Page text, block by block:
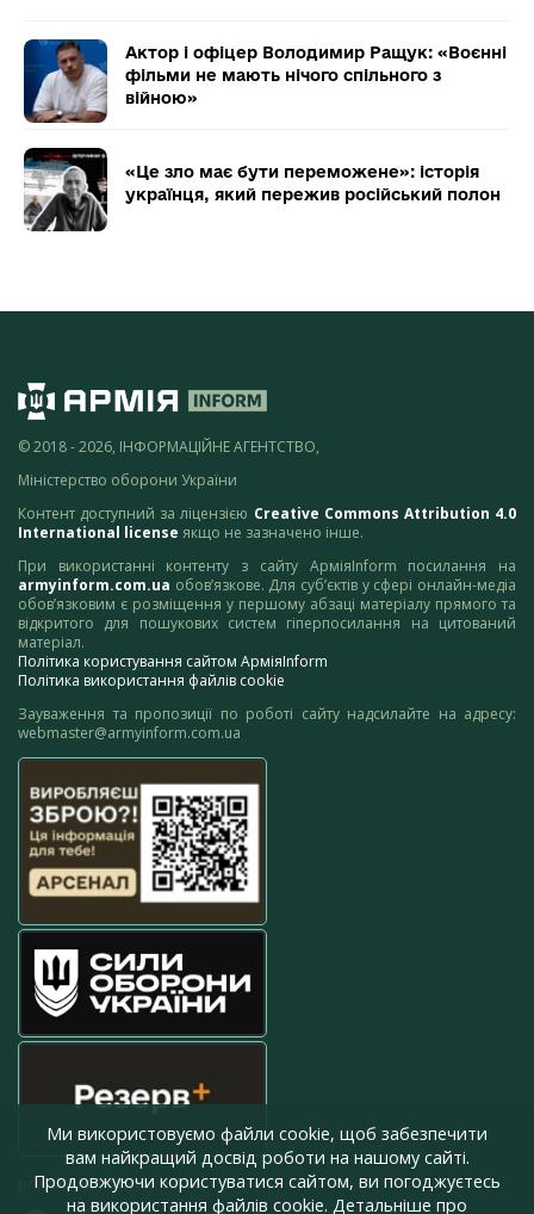
Актор і офіцер Володимир Ращук: «Воєнні
фільми не мають нічого спільного з
війною»
«Це зло має бути переможене»: історія
українця, який пережив російський полон
© 2018 - 2026, ІНФОРМАЦІЙНЕ АГЕНТСТВО,
Міністерство оборони України
Контент доступний за ліцензією Creative Commons Attribution 4.0
International license якщо не зазначено інше.
При використанні контенту з сайту АрміяInform посилання на
armyinform.com.ua обов’язкове. Для суб’єктів у сфері онлайн-медіа
обов’язковим є розміщення у першому абзаці матеріалу прямого та
відкритого для пошукових систем гіперпосилання на цитований
матеріал.
Політика користування сайтом АрміяInform
Політика використання файлів cookie
Зауваження та пропозиції по роботі сайту надсилайте на адресу:
webmaster@armyinform.com.ua
press@armyinform.com.ua
Ми використовуємо файли cookie, щоб забезпечити
вам найкращий досвід роботи на нашому сайті.
Продовжуючи користуватися сайтом, ви погоджуєтесь
на використання файлів cookie. Детальніше про